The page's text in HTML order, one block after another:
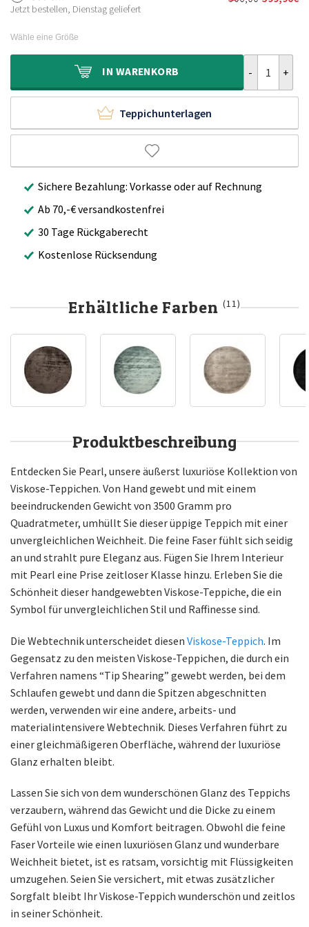
600,00€
399,90€.
Jetzt bestellen, Dienstag geliefert Aktueller
Wähle eine Größe
IN WARENKORB
Teppichunterlagen
Sichere Bezahlung: Vorkasse oder auf Rechnung
Ab 70,-€ versandkostenfrei
30 Tage Rückgaberecht
Kostenlose Rücksendung
Erhältliche Farben(11)
Produktbeschreibung
Entdecken Sie Pearl, unsere äußerst luxuriöse Kollektion von
Viskose-Teppichen. Von Hand gewebt und mit einem
beeindruckenden Gewicht von 3500 Gramm pro
Quadratmeter, umhüllt Sie dieser üppige Teppich mit einer
unvergleichlichen Weichheit. Die feine Faser fühlt sich seidig
an und strahlt pure Eleganz aus. Fügen Sie Ihrem Interieur
mit Pearl eine Prise zeitloser Klasse hinzu. Erleben Sie die
Schönheit dieser handgewebten Viskose-Teppiche, die ein
Symbol für unvergleichlichen Stil und Raffinesse sind.
Die Webtechnik unterscheidet diesen Viskose-Teppich. Im
Gegensatz zu den meisten Viskose-Teppichen, die durch ein
Verfahren namens “Tip Shearing” gewebt werden, bei dem
Schlaufen gewebt und dann die Spitzen abgeschnitten
werden, verwenden wir eine andere, arbeits- und
materialintensivere Webtechnik. Dieses Verfahren führt zu
einer gleichmäßigeren Oberfläche, während der luxuriöse
Glanz erhalten bleibt.
Lassen Sie sich von dem wunderschönen Glanz des Teppichs
verzaubern, während das Gewicht und die Dicke zu einem
Gefühl von Luxus und Komfort beitragen. Obwohl die feine
Faser Vorteile wie einen luxuriösen Glanz und wunderbare
Weichheit bietet, ist es ratsam, vorsichtig mit Flüssigkeiten
umzugehen. Seien Sie versichert, mit etwas zusätzlicher
Sorgfalt bleibt Ihr Viskose-Teppich wunderschön und zeitlos
in seiner Schönheit.